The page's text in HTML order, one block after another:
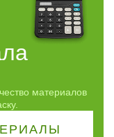
материалов